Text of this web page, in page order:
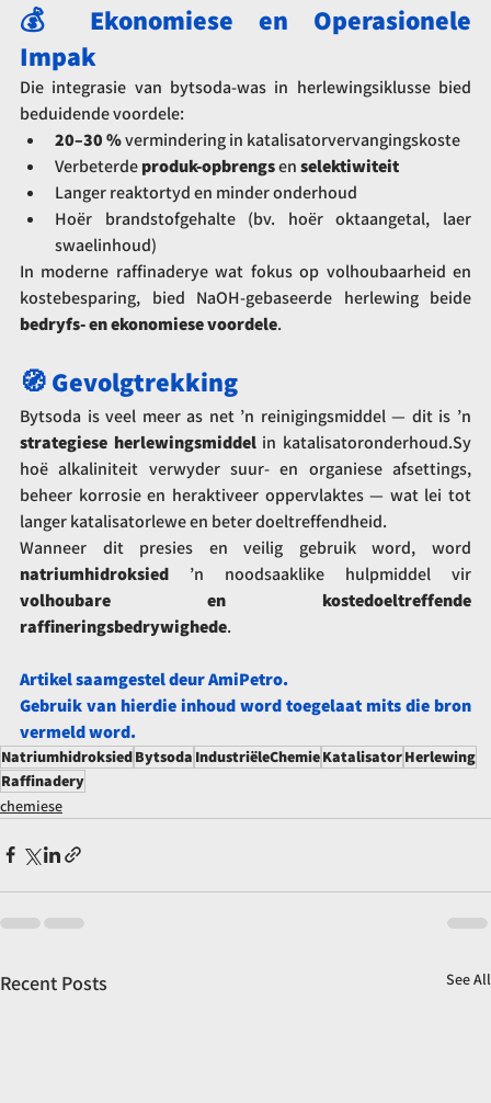
💰 Ekonomiese en Operasionele
Impak
Die integrasie van bytsoda-was in herlewingsiklusse bied
beduidende voordele:
20–30 % vermindering in katalisatorvervangingskoste
Verbeterde produk-opbrengs en selektiwiteit
Langer reaktortyd en minder onderhoud
Hoër brandstofgehalte (bv. hoër oktaangetal, laer
swaelinhoud)
In moderne raffinaderye wat fokus op volhoubaarheid en
bedryfs- en ekonomiese voordele.
🧭 Gevolgtrekking
strategiese herlewingsmiddel in katalisatoronderhoud.Sy
hoë alkaliniteit verwyder suur- en organiese afsettings,
beheer korrosie en heraktiveer oppervlaktes — wat lei tot
langer katalisatorlewe en beter doeltreffendheid.
natriumhidroksied
volhoubare en kostedoeltreffende
raffineringsbedrywighede.
Artikel saamgestel deur AmiPetro.
Gebruik van hierdie inhoud word toegelaat mits die bron
vermeld word.
NatriumhidroksiedBytsoda IndustriëleChemieKatalisatorHerlewing
Raffinadery
chemiese
Recent Posts See All